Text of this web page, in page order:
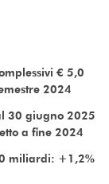
€ 5,0
2024
30 giugno 2025
a fine 2024
miliardi: +1,2%